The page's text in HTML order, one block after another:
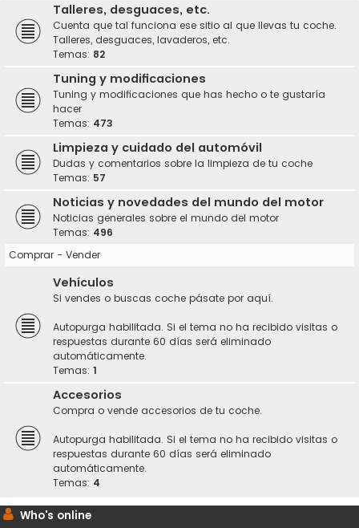
Talleres, desguaces, etc.
Cuenta que tal funciona ese sitio al que llevas tu coche.
Talleres, desguaces, lavaderos, etc.
Temas: 82
Tuning y modificaciones
Tuning y modificaciones que has hecho o te gustaría
hacer
Temas: 473
Limpieza y cuidado del automóvil
Dudas y comentarios sobre la limpieza de tu coche
Temas: 57
Noticias y novedades del mundo del motor
Noticias generales sobre el mundo del motor
Temas: 496
Comprar - Vender
Vehículos
Si vendes o buscas coche pásate por aquí.
Autopurga habilitada. Si el tema no ha recibido visitas o
respuestas durante 60 días será eliminado
automáticamente.
Temas: 1
Accesorios
Compra o vende accesorios de tu coche.
Autopurga habilitada. Si el tema no ha recibido visitas o
respuestas durante 60 días será eliminado
automáticamente.
Temas: 4
Who's online